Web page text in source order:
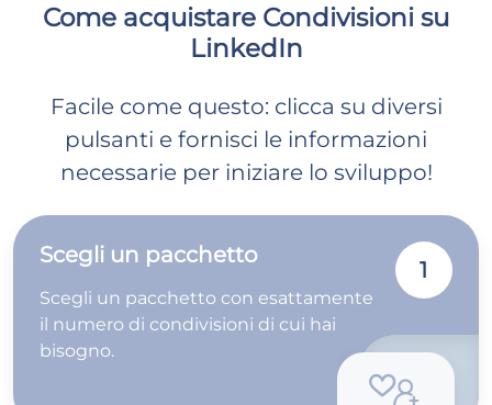
Come acquistare Condivisioni su
LinkedIn
Facile come questo: clicca su diversi
pulsanti e fornisci le informazioni
necessarie per iniziare lo sviluppo!
Scegli un pacchetto
Scegli un pacchetto con esattamente
il numero di condivisioni di cui hai
bisogno.
1